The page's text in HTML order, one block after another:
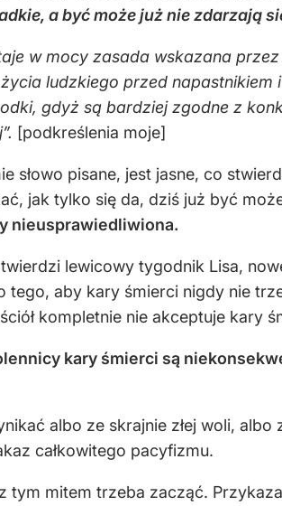
a być może już nie zdarzają
w mocy zasada wskazana
ludzkiego przed
gdyż są bardziej zgodne z
[podkreślenia moje]
słowo pisane, jest jasne, co
jak tylko się da, dziś już być
nieusprawiedliwiona.
lewicowy tygodnik Lisa,
tego, aby kary śmierci nigdy nie
kompletnie nie akceptuje kary
kary śmierci są
albo ze skrajnie złej woli,
całkowitego pacyfizmu.
tym mitem trzeba zacząć.